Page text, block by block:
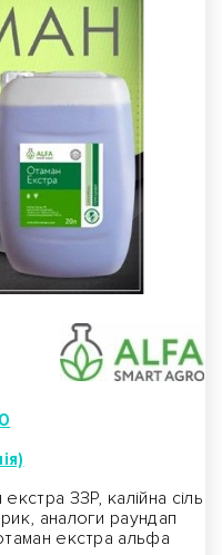
ЗЗР, калійна сіль
аналоги раундап
екстра альфа